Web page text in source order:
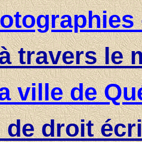
travers le
ville de
droit